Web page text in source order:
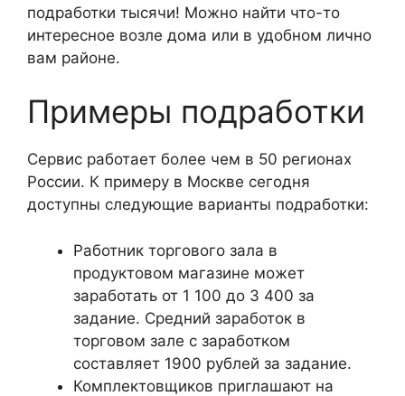
подработки тысячи! Можно найти что-то
интересное возле дома или в удобном лично
вам районе.
Примеры подработки
Сервис работает более чем в 50 регионах
России. К примеру в Москве сегодня
доступны следующие варианты подработки:
Работник торгового зала в
продуктовом магазине может
заработать от 1 100 до 3 400 за
задание. Средний заработок в
торговом зале с заработком
составляет 1900 рублей за задание.
Комплектовщиков приглашают на